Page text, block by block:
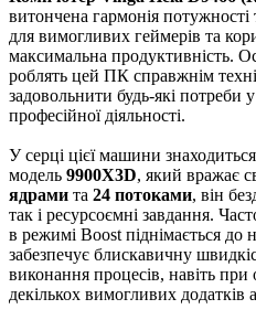
витончена гармонія
для вимогливих геймерів та
максимальна продуктивність.
роблять цей ПК справжнім
задовольнити будь-які потреби
професійної діяльності.
У серці цієї машини
модель 9900X3D, який вражає
ядрами та 24 потоками, він
так і ресурсоємні завдання.
в режимі Boost піднімається до
забезпечує блискавичну
виконання процесів, навіть
декількох вимогливих додатків